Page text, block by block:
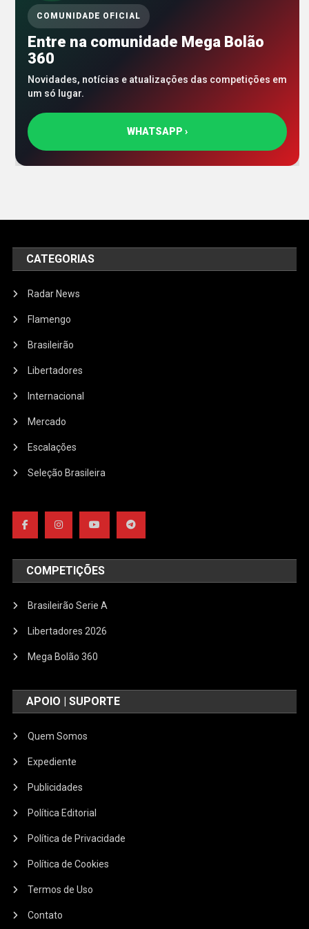
COMUNIDADE OFICIAL
Entre na comunidade Mega Bolão
360
Novidades, notícias e atualizações das competições em
um só lugar.
WHATSAPP ›
CATEGORIAS
Radar News
Flamengo
Brasileirão
Libertadores
Internacional
Mercado
Escalações
Seleção Brasileira
COMPETIÇÕES
Brasileirão Serie A
Libertadores 2026
Mega Bolão 360
APOIO | SUPORTE
Quem Somos
Expediente
Publicidades
Política Editorial
Política de Privacidade
Política de Cookies
Termos de Uso
Contato